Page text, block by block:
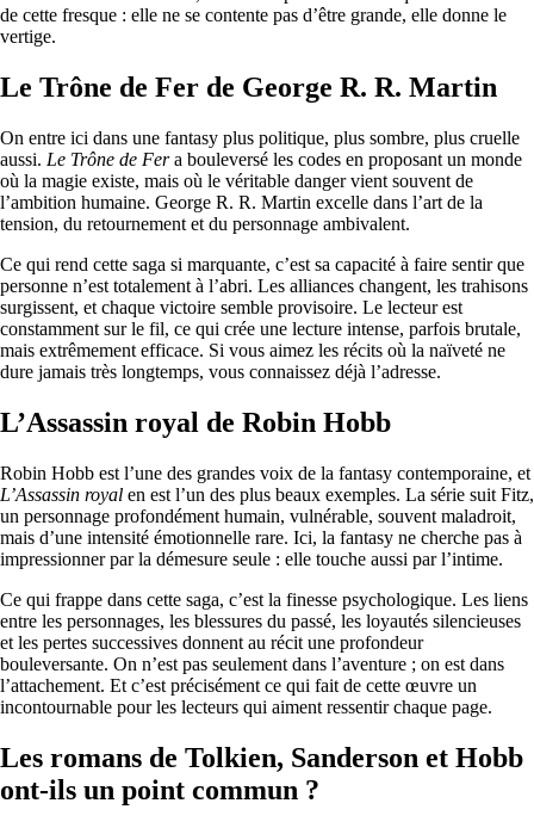
de cette fresque : elle ne se contente pas d’être grande, elle donne le
vertige.
Le Trône de Fer de George R. R. Martin
On entre ici dans une fantasy plus politique, plus sombre, plus cruelle
aussi. Le Trône de Fera bouleversé les codes en proposant un monde
où la magie existe, mais où le véritable danger vient souvent de
l’ambition humaine. George R. R. Martin excelle dans l’art de la
tension, du retournement et du personnage ambivalent.
Ce qui rend cette saga si marquante, c’est sa capacité à faire sentir que
personne n’est totalement à l’abri. Les alliances changent, les trahisons
surgissent, et chaque victoire semble provisoire. Le lecteur est
constamment sur le fil, ce qui crée une lecture intense, parfois brutale,
mais extrêmement efficace. Si vous aimez les récits où la naïveté ne
dure jamais très longtemps, vous connaissez déjà l’adresse.
L’Assassin royal de Robin Hobb
Robin Hobb est l’une des grandes voix de la fantasy contemporaine, et
L’Assassin royal en est l’un des plus beaux exemples. La série suit Fitz,
un personnage profondément humain, vulnérable, souvent maladroit,
mais d’une intensité émotionnelle rare. Ici, la fantasy ne cherche pas à
impressionner par la démesure seule : elle touche aussi par l’intime.
Ce qui frappe dans cette saga, c’est la finesse psychologique. Les liens
entre les personnages, les blessures du passé, les loyautés silencieuses
et les pertes successives donnent au récit une profondeur
bouleversante. On n’est pas seulement dans l’aventure ; on est dans
l’attachement. Et c’est précisément ce qui fait de cette œuvre un
incontournable pour les lecteurs qui aiment ressentir chaque page.
Les romans de Tolkien, Sanderson et Hobb
ont-ils un point commun ?